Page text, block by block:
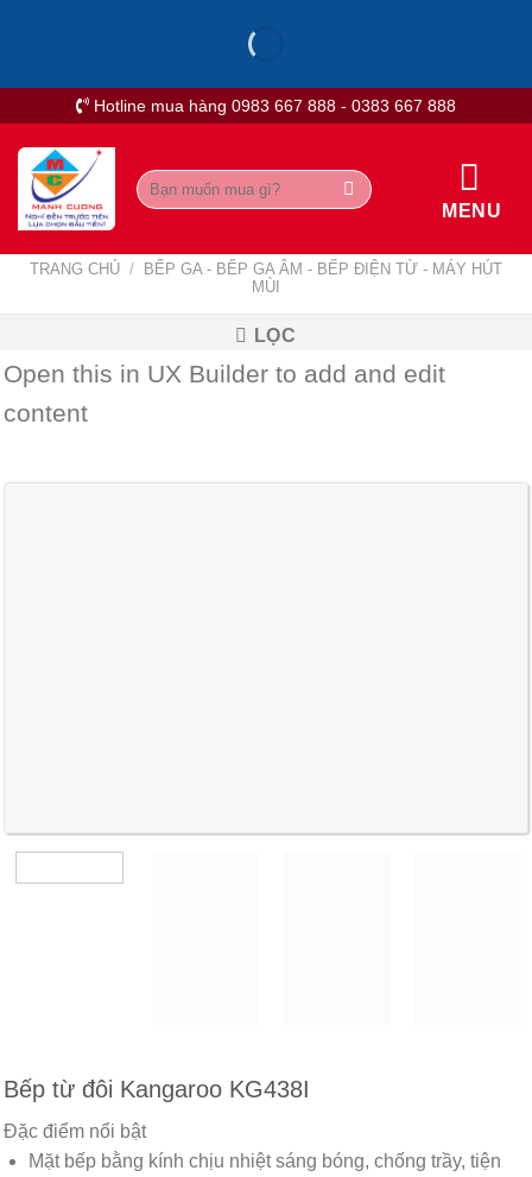
Hotline mua hàng 0983 667 888 - 0383 667 888
Tìm
kiếm:
MENU
TRANG CHỦ /
BẾP GA - BẾP GA ÂM - BẾP ĐIỆN TỪ - MÁY HÚT
MÙI
LỌC
Open this in UX Builder to add and edit
content
Bếp từ đôi Kangaroo KG438I
Đặc điểm nổi bật
Mặt bếp bằng kính chịu nhiệt sáng bóng, chống trầy, tiện